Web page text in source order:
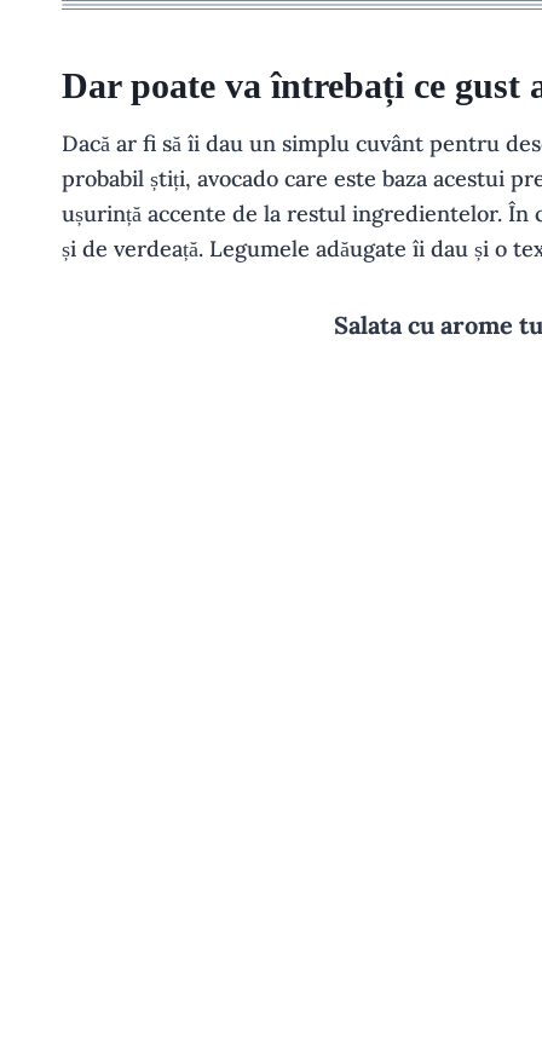
Dar poate va întrebați ce gust
Dacă ar fi să îi dau un simplu cuvânt pentru
probabil știți, avocado care este baza acestui
ușurință accente de la restul ingredientelor. În
și de verdeață. Legumele adăugate îi dau și o
Salata cu arome